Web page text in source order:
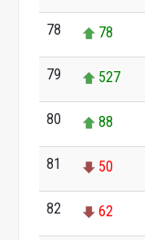
78 78
79 527
80 88
81 50
82 62